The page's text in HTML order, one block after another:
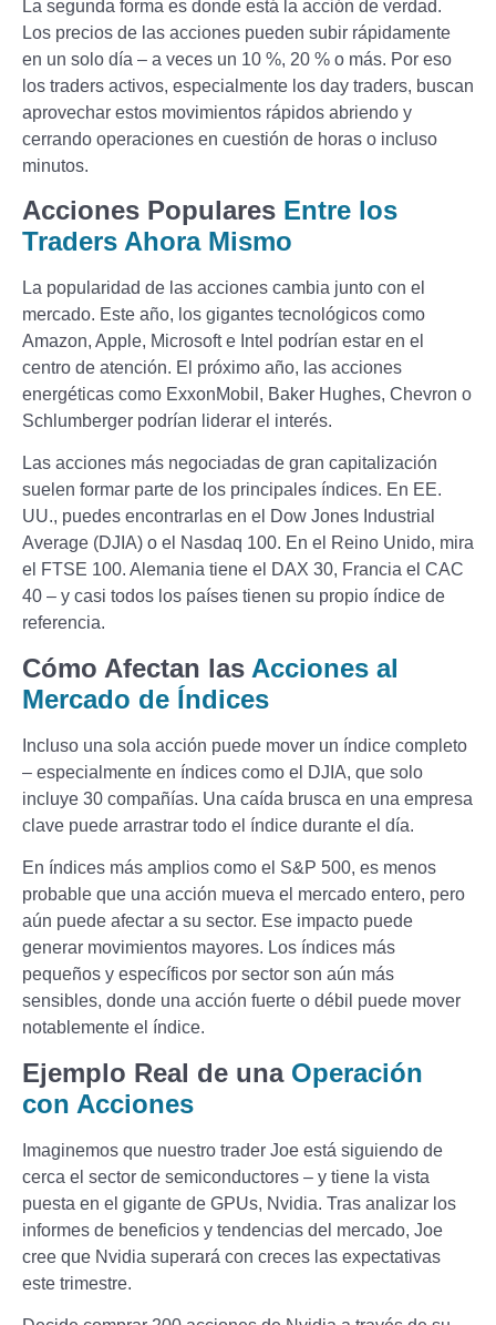
La segunda forma es donde está la acción de verdad.
Los precios de las acciones pueden subir rápidamente
en un solo día – a veces un 10 %, 20 % o más. Por eso
los traders activos, especialmente los day traders, buscan
aprovechar estos movimientos rápidos abriendo y
cerrando operaciones en cuestión de horas o incluso
minutos.
Acciones Populares Entre los
Traders Ahora Mismo
La popularidad de las acciones cambia junto con el
mercado. Este año, los gigantes tecnológicos como
Amazon, Apple, Microsoft e Intel podrían estar en el
centro de atención. El próximo año, las acciones
energéticas como ExxonMobil, Baker Hughes, Chevron o
Schlumberger podrían liderar el interés.
Las acciones más negociadas de gran capitalización
suelen formar parte de los principales índices. En EE.
UU., puedes encontrarlas en el Dow Jones Industrial
Average (DJIA) o el Nasdaq 100. En el Reino Unido, mira
el FTSE 100. Alemania tiene el DAX 30, Francia el CAC
40 – y casi todos los países tienen su propio índice de
referencia.
Cómo Afectan las Acciones al
Mercado de Índices
Incluso una sola acción puede mover un índice completo
– especialmente en índices como el DJIA, que solo
incluye 30 compañías. Una caída brusca en una empresa
clave puede arrastrar todo el índice durante el día.
En índices más amplios como el S&P 500, es menos
probable que una acción mueva el mercado entero, pero
aún puede afectar a su sector. Ese impacto puede
generar movimientos mayores. Los índices más
pequeños y específicos por sector son aún más
sensibles, donde una acción fuerte o débil puede mover
notablemente el índice.
Ejemplo Real de una Operación
con Acciones
Imaginemos que nuestro trader Joe está siguiendo de
cerca el sector de semiconductores – y tiene la vista
puesta en el gigante de GPUs, Nvidia. Tras analizar los
informes de beneficios y tendencias del mercado, Joe
cree que Nvidia superará con creces las expectativas
este trimestre.